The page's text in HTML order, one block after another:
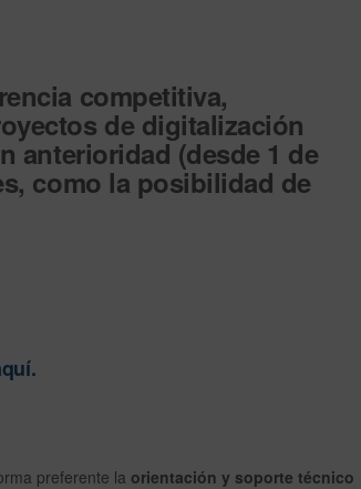
competitiva,
de digitalización
anterioridad (desde 1 de
como la posibilidad de
preferente la orientación y soporte técnico